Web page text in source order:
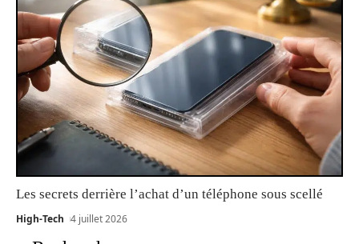
Les secrets derrière l’achat d’un téléphone sous scellé
High-Tech 4 juillet 2026